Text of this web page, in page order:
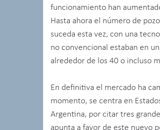
funcionamiento han
Hasta ahora el número de
suceda esta vez, con una
no convencional estaban en
alrededor de los 40 o incluso
En definitiva el mercado ha
momento, se centra en
Argentina, por citar tres
apunta a favor de este nuevo